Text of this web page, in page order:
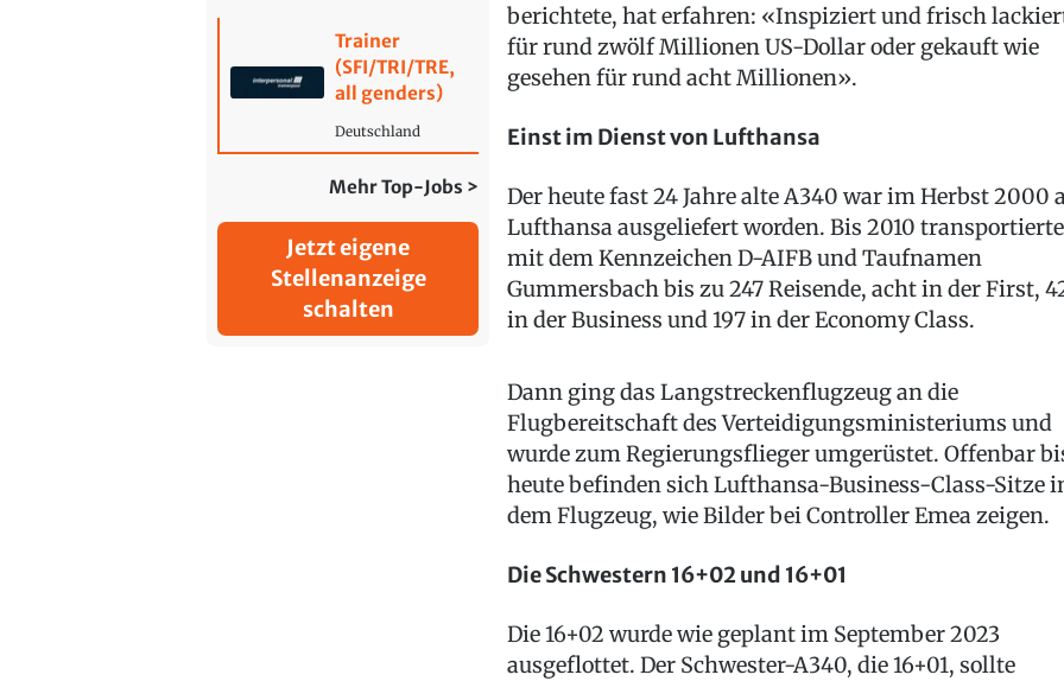
Trainer
(SFI/TRI/TRE,
all genders)
Deutschland
Mehr Top-Jobs >
Jetzt eigene
Stellenanzeige
schalten
berichtete, hat erfahren: «Inspiziert und frisch
für rund zwölf Millionen US-Dollar oder gekauft wie
gesehen für rund acht Millionen».
Einst im Dienst von Lufthansa
Der heute fast 24 Jahre alte A340 war im Herbst 2000
Lufthansa ausgeliefert worden. Bis 2010
mit dem Kennzeichen D-AIFB und Taufnamen
Gummersbach bis zu 247 Reisende, acht in der First,
in der Business und 197 in der Economy Class.
Dann ging das Langstreckenflugzeug an die
Flugbereitschaft des Verteidigungsministeriums und
wurde zum Regierungsflieger umgerüstet. Offenbar
heute befinden sich Lufthansa-Business-Class-Sitze
dem Flugzeug, wie Bilder bei Controller Emea zeigen.
Die Schwestern 16+02 und 16+01
Die 16+02 wurde wie geplant im September 2023
ausgeflottet. Der Schwester-A340, die 16+01, sollte